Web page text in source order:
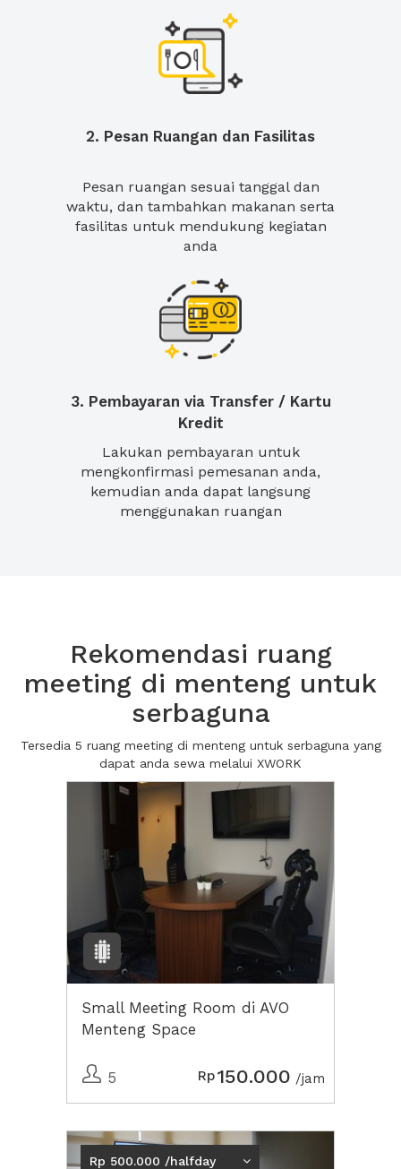
2. Pesan Ruangan dan Fasilitas
Pesan ruangan sesuai tanggal dan
waktu, dan tambahkan makanan serta
fasilitas untuk mendukung kegiatan
anda
3. Pembayaran via Transfer / Kartu
Kredit
Lakukan pembayaran untuk
mengkonfirmasi pemesanan anda,
kemudian anda dapat langsung
menggunakan ruangan
Rekomendasi ruang
meeting di menteng untuk
serbaguna
Tersedia 5 ruang meeting di menteng untuk serbaguna yang
dapat anda sewa melalui XWORK
Small Meeting Room di AVO
Menteng Space
5 Rp150.000 /jam
Previous
Rp 500.000 /halfday